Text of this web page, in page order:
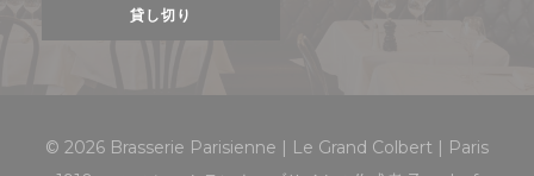
貸し切り
© 2026 Brasserie Parisienne | Le Grand Colbert | Paris